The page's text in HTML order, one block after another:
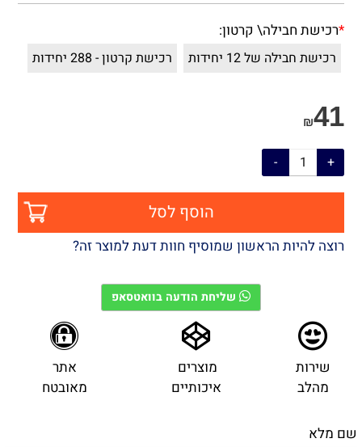
*רכישת חבילה\ קרטון:
רכישת חבילה של 12 יחידות רכישת קרטון - 288 יחידות
₪41
הוסף לסל
רוצה להיות הראשון שמוסיף חוות דעת למוצר זה?
שליחת הודעה בוואטסאפ
שירות
מהלב
מוצרים
איכותיים
אתר
מאובטח
שם מלא